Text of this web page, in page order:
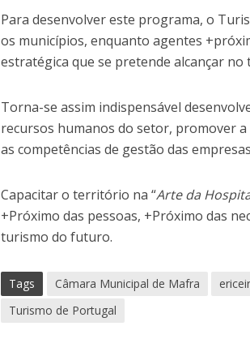
Para desenvolver este programa, o
os municípios, enquanto agentes
estratégica que se pretende alcançar
Torna-se assim indispensável
recursos humanos do setor, promover
as competências de gestão das
Capacitar o território na “Arte da
+Próximo das pessoas, +Próximo das
turismo do futuro.
Tags Câmara Municipal de Mafra
Turismo de Portugal